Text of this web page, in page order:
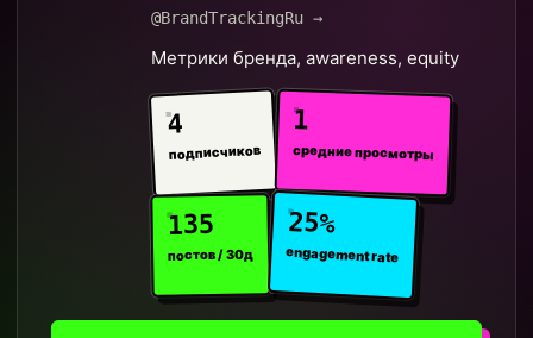
@BrandTrackingRu →
Метрики бренда, awareness, equity
4
подписчиков
1
средние просмотры
135
постов / 30д
25%
engagement rate